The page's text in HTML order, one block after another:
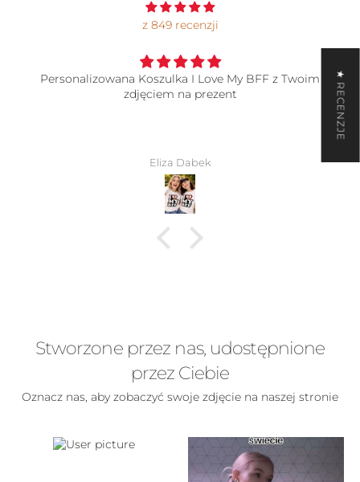
z 849 recenzji
koszulki
wszystko super, jakość o wiele lepsza niż się
Ola Krawczyk
Stworzone przez nas, udostępnione
przez Ciebie
Oznacz nas, aby zobaczyć swoje zdjęcie na naszej stronie
★ RECENZJE